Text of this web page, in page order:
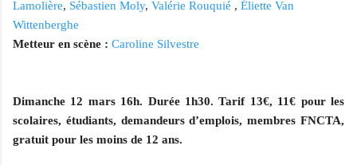
Lamolière, Sébastien Moly, Valérie Rouquié , Éliette Van
Wittenberghe
Metteur en scène : Caroline Silvestre
Dimanche 12 mars 16h. Durée 1h30. Tarif 13€, 11€ pour les
scolaires, étudiants, demandeurs d’emplois, membres FNCTA,
gratuit pour les moins de 12 ans.